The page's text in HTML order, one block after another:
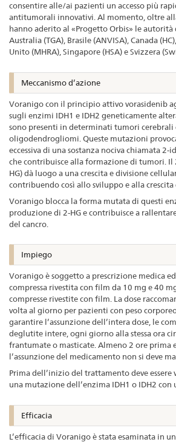
consentire alle/ai pazienti un accesso più
antitumorali innovativi. Al momento, oltre
hanno aderito al «Progetto Orbis» le
Australia (TGA), Brasile (ANVISA), Canada
Unito (MHRA), Singapore (HSA) e Svizzera
Meccanismo d’azione
Voranigo con il principio attivo vorasidenib
sugli enzimi IDH1 e IDH2 geneticamente
sono presenti in determinati tumori
oligodendrogliomi. Queste mutazioni
eccessiva di una sostanza nociva chiamata 2-
che contribuisce alla formazione di tumori. Il
HG) dà luogo a una crescita e divisione
contribuendo così allo sviluppo e alla
Voranigo blocca la forma mutata di questi
produzione di 2-HG e contribuisce a
del cancro.
Impiego
Voranigo è soggetto a prescrizione medica
compressa rivestita con film da 10 mg e 40
compresse rivestite con film. La dose
volta al giorno per pazienti con peso
garantire l’assunzione dell’intera dose, le
deglutite intere, ogni giorno alla stessa ora
frantumate o masticate. Almeno 2 ore prima
l’assunzione del medicamento non si deve
Prima dell’inizio del trattamento deve essere
una mutazione dell’enzima IDH1 o IDH2 con
Efficacia
L’efficacia di Voranigo è stata esaminata in